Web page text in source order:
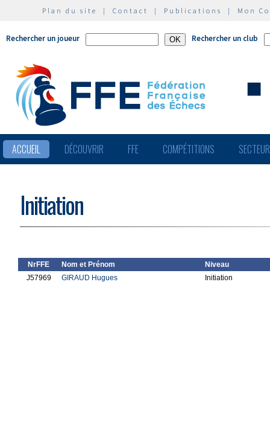
Plan du site | Contact | Publications | Mon
Rechercher un joueur Rechercher un club
ACCUEIL DÉCOUVRIR FFE COMPÉTITIONS
Initiation
NrFFE Nom et Prénom
Niveau
J57969
GIRAUD Hugues Initiation